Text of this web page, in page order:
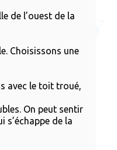
de l’ouest de la
Choisissons une
avec le toit troué,
On peut sentir
s’échappe de la